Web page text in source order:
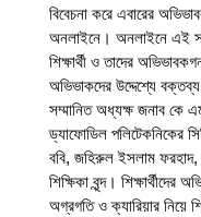
বিবেচনা করে এবারের
অনলাইনে। অনলাইনে এই
শিক্ষার্থী ও তাদের
অভিভাকদের উদ্দেশ্যে
সম্মানিত অধ্যক্ষ জনাব কে
ড্যাফোডিল পলিটেকনিকের
ববি, জহিরুল ইসলাম ফরহাদ,
শিক্ষিকা বৃন্দ। শিক্ষার্থীদের
অগ্রগতি ও ক্যারিয়ার নিয়ে